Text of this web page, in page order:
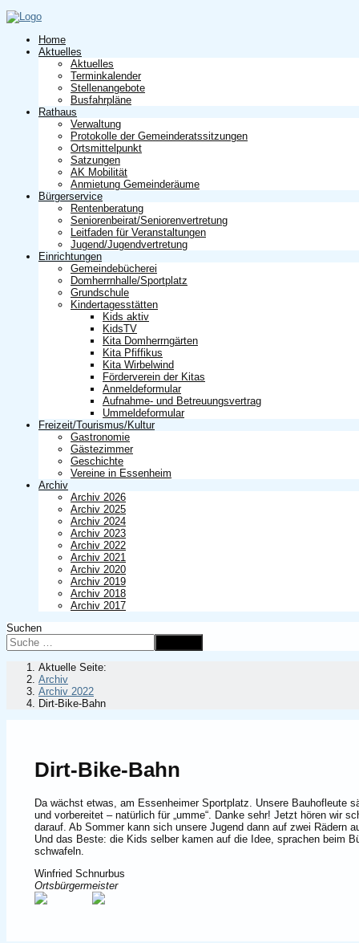
Home
Aktuelles
Aktuelles
Terminkalender
Stellenangebote
Busfahrpläne
Rathaus
Verwaltung
Protokolle der Gemeinderatssitzungen
Ortsmittelpunkt
Satzungen
AK Mobilität
Anmietung Gemeinderäume
Bürgerservice
Rentenberatung
Seniorenbeirat/Seniorenvertretung
Leitfaden für Veranstaltungen
Jugend/Jugendvertretung
Einrichtungen
Gemeindebücherei
Domherrnhalle/Sportplatz
Grundschule
Kindertagesstätten
Kids aktiv
KidsTV
Kita Domherrngärten
Kita Pfiffikus
Kita Wirbelwind
Förderverein der Kitas
Anmeldeformular
Aufnahme- und Betreuungsvertrag
Ummeldeformular
Freizeit/Tourismus/Kultur
Gastronomie
Gästezimmer
Geschichte
Vereine in Essenheim
Archiv
Archiv 2026
Archiv 2025
Archiv 2024
Archiv 2023
Archiv 2022
Archiv 2021
Archiv 2020
Archiv 2019
Archiv 2018
Archiv 2017
Suchen
Aktuelle Seite:
Archiv
Archiv 2022
Dirt-Bike-Bahn
Dirt-Bike-Bahn
Da wächst etwas, am Essenheimer Sportplatz. Unsere Bauhofleute
und vorbereitet – natürlich für „umme“. Danke sehr! Jetzt hören wir
darauf. Ab Sommer kann sich unsere Jugend dann auf zwei Rädern
Und das Beste: die Kids selber kamen auf die Idee, sprachen beim
schwafeln.
Winfried Schnurbus
Ortsbürgermeister